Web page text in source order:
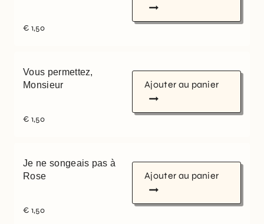
€ 1,50
Vous permettez,
Monsieur
€ 1,50
Ajouter au panier
Je ne songeais pas à
Rose
€ 1,50
Ajouter au panier